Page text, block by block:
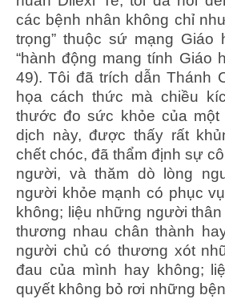
các bệnh nhân không chỉ
trọng” thuộc sứ mạng Giáo
“hành động mang tính Giáo
49). Tôi đã trích dẫn Thánh
họa cách thức mà chiều
thước đo sức khỏe của một
dịch này, được thấy rất
chết chóc, đã thẩm định sự
người, và thăm dò lòng
người khỏe mạnh có phục
không; liệu những người
thương nhau chân thành
người chủ có thương xót
đau của mình hay không;
quyết không bỏ rơi những